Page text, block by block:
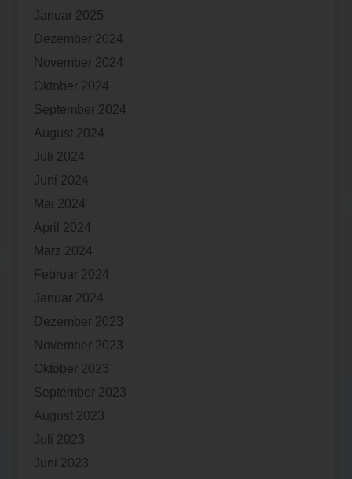
Januar 2025
Dezember 2024
November 2024
Oktober 2024
September 2024
August 2024
Juli 2024
Juni 2024
Mai 2024
April 2024
März 2024
Februar 2024
Januar 2024
Dezember 2023
November 2023
Oktober 2023
September 2023
August 2023
Juli 2023
Juni 2023